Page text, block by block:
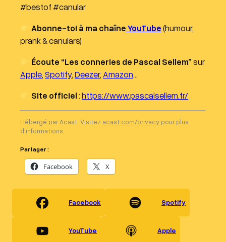
#bestof #canular
Abonne-toi à ma chaîneYouTube(humour,
prank & canulars)
Écoute “Les conneries de Pascal Sellem”sur
Apple,Spotify,Deezer, Amazon…
Site officiel:https://www.pascalsellem.fr/
Hébergé par Acast. Visitez acast.com/privacy pour plus
d’informations.
Partager :
Facebook X
Facebook Spotify
YouTube Apple